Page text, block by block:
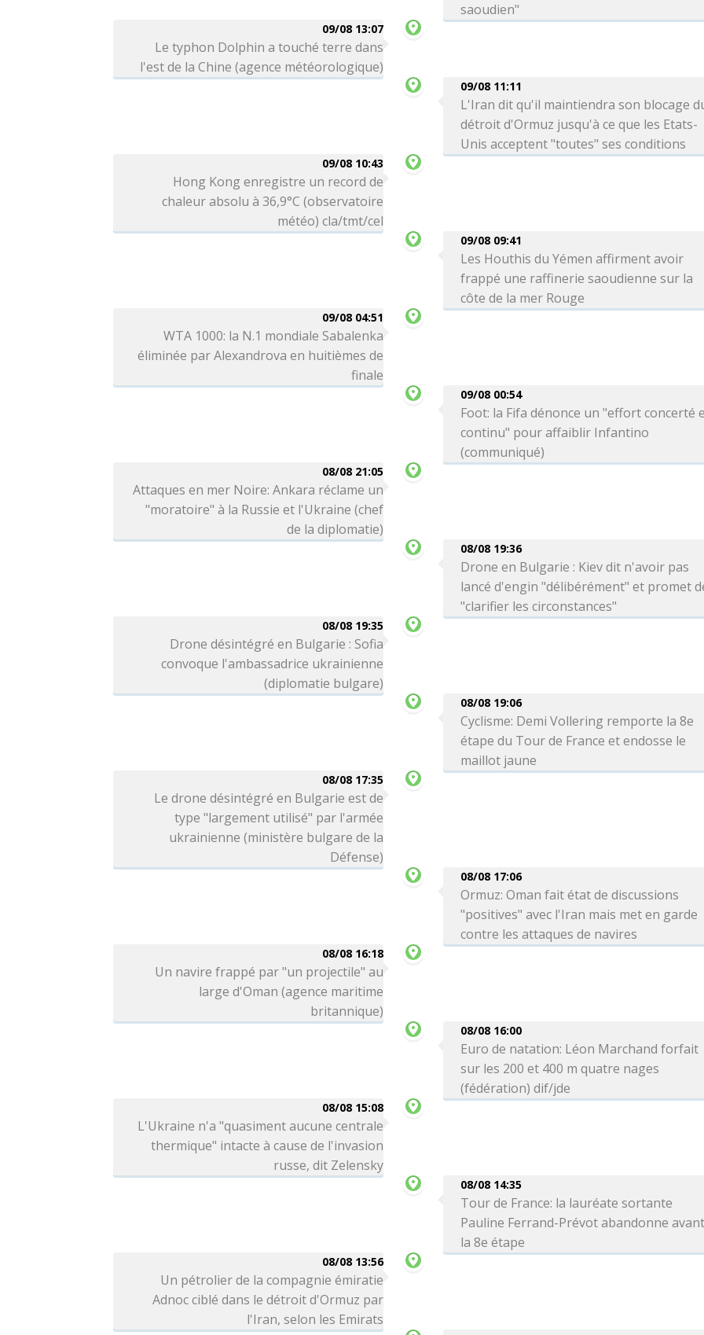
saoudien"
09/08 13:07
Le typhon Dolphin a touché terre dans
l'est de la Chine (agence météorologique)
09/08 11:11
L'Iran dit qu'il maintiendra son blocage
détroit d'Ormuz jusqu'à ce que les Etats-
Unis acceptent "toutes" ses conditions
09/08 10:43
Hong Kong enregistre un record de
chaleur absolu à 36,9°C (observatoire
météo) cla/tmt/cel
09/08 09:41
Les Houthis du Yémen affirment avoir
frappé une raffinerie saoudienne sur la
côte de la mer Rouge
09/08 04:51
WTA 1000: la N.1 mondiale Sabalenka
éliminée par Alexandrova en huitièmes de
finale
09/08 00:54
Foot: la Fifa dénonce un "effort concerté
continu" pour affaiblir Infantino
(communiqué)
08/08 21:05
Attaques en mer Noire: Ankara réclame un
"moratoire" à la Russie et l'Ukraine (chef
de la diplomatie)
08/08 19:36
Drone en Bulgarie : Kiev dit n'avoir pas
lancé d'engin "délibérément" et promet
"clarifier les circonstances"
08/08 19:35
Drone désintégré en Bulgarie : Sofia
convoque l'ambassadrice ukrainienne
(diplomatie bulgare)
08/08 19:06
Cyclisme: Demi Vollering remporte la 8e
étape du Tour de France et endosse le
maillot jaune
08/08 17:35
Le drone désintégré en Bulgarie est de
type "largement utilisé" par l'armée
ukrainienne (ministère bulgare de la
Défense)
08/08 17:06
Ormuz: Oman fait état de discussions
"positives" avec l'Iran mais met en garde
contre les attaques de navires
08/08 16:18
Un navire frappé par "un projectile" au
large d'Oman (agence maritime
britannique)
08/08 16:00
Euro de natation: Léon Marchand forfait
sur les 200 et 400 m quatre nages
(fédération) dif/jde
08/08 15:08
L'Ukraine n'a "quasiment aucune centrale
thermique" intacte à cause de l'invasion
russe, dit Zelensky
08/08 14:35
Tour de France: la lauréate sortante
Pauline Ferrand-Prévot abandonne
la 8e étape
08/08 13:56
Un pétrolier de la compagnie émiratie
Adnoc ciblé dans le détroit d'Ormuz par
l'Iran, selon les Emirats